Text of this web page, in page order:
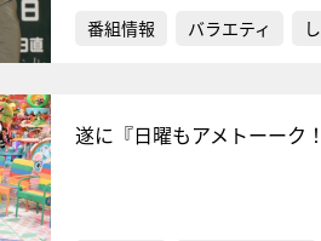
番組情報 バラエティ
遂に『日曜もアメトーーク